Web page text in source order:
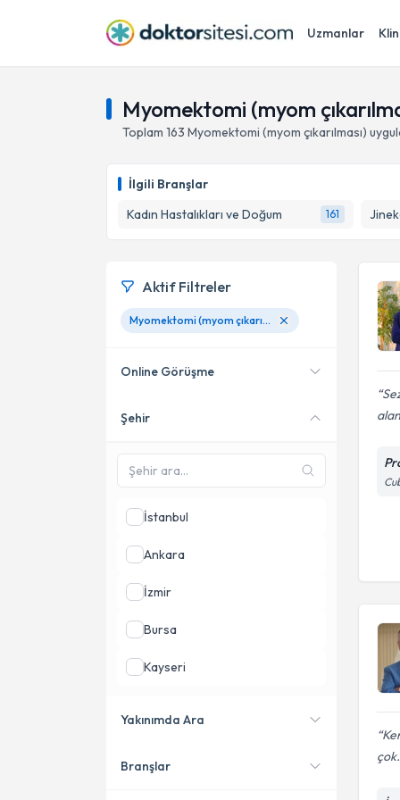
Uzmanlar
Myomektomi (myom
Toplam 163 Myomektomi (myom çıkarılması)
İlgili Branşlar
Kadın Hastalıkları ve Doğum
161
Aktif Filtreler
Myomektomi (myom çıkarılması)
Online Görüşme
Online danışmanlık sunan
Şehir
İstanbul
Ankara
İzmir
Bursa
Kayseri
Yakınımda Ara
Konumuma yakın uzmanları
Branşlar